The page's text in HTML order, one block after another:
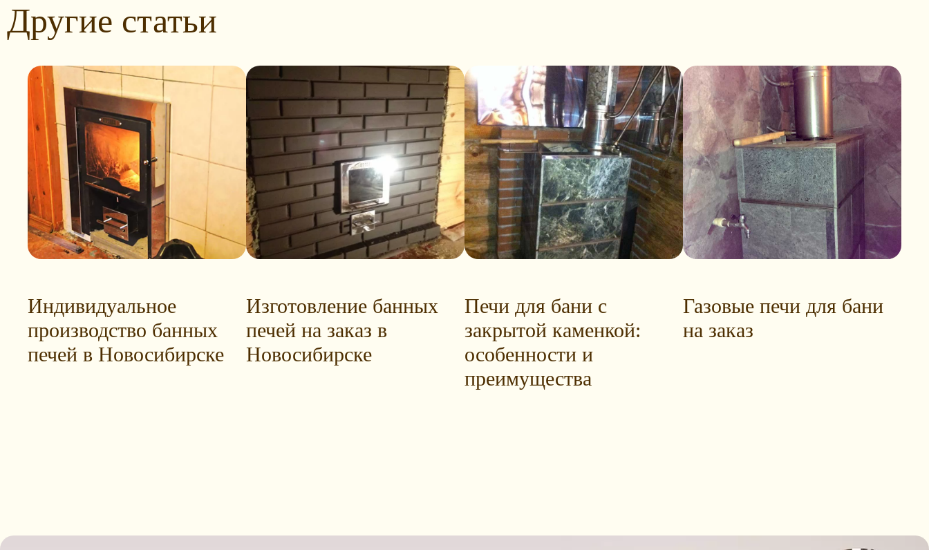
Другие статьи
Индивидуальное
производство банных
печей в Новосибирске
Изготовление банных
печей на заказ в
Новосибирске
Печи для бани с
закрытой каменкой:
особенности и
преимущества
Газовые печи для бани
на заказ